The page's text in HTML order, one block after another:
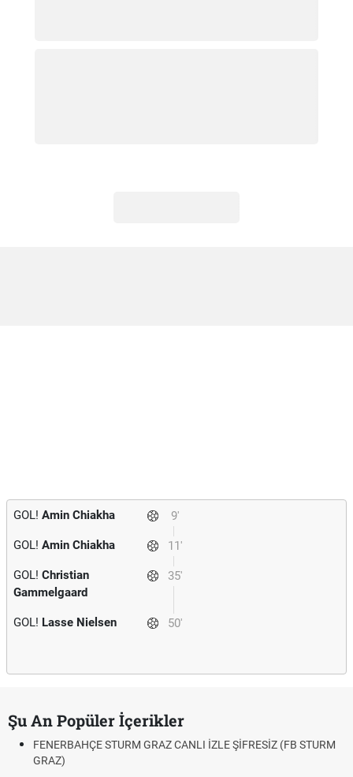
9'
GOL! Amin Chiakha
11'
GOL! Amin Chiakha
35'
GOL! Christian
Gammelgaard
50'
GOL! Lasse Nielsen
Şu An Popüler İçerikler
FENERBAHÇE STURM GRAZ CANLI İZLE ŞİFRESİZ (FB STURM
GRAZ)